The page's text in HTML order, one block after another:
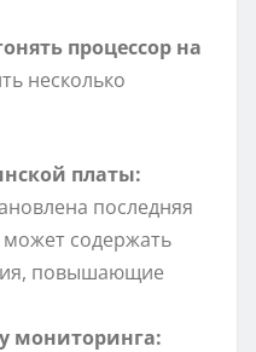
процессор на
несколько
платы:
последняя
может содержать
повышающие
мониторинга: